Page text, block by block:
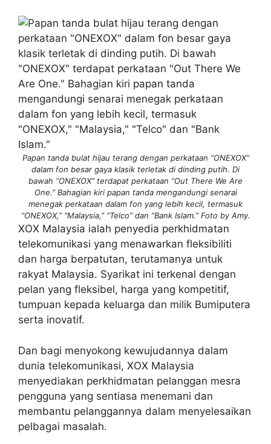
Papan tanda bulat hijau terang dengan perkataan “ONEXOX”
dalam fon besar gaya klasik terletak di dinding putih. Di
bawah “ONEXOX” terdapat perkataan “Out There We Are
One.” Bahagian kiri papan tanda mengandungi senarai
menegak perkataan dalam fon yang lebih kecil, termasuk
“ONEXOX,” “Malaysia,” “Telco” dan “Bank Islam.” Foto by Amy.
XOX Malaysia ialah penyedia perkhidmatan
telekomunikasi yang menawarkan fleksibiliti
dan harga berpatutan, terutamanya untuk
rakyat Malaysia. Syarikat ini terkenal dengan
pelan yang fleksibel, harga yang kompetitif,
tumpuan kepada keluarga dan milik Bumiputera
serta inovatif.
Dan bagi menyokong kewujudannya dalam
dunia telekomunikasi, XOX Malaysia
menyediakan perkhidmatan pelanggan mesra
pengguna yang sentiasa menemani dan
membantu pelanggannya dalam menyelesaikan
pelbagai masalah.